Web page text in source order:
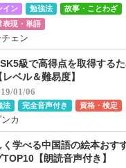
イン 勉強法
故事・ことわざ
表現・単語
ェン
級で高得点を取得する
ベル＆難易度】
01/06
法 完全音声付き 資格・検定
カ
く学べる中国語の絵本おす
TOP10【朗読音声付き】